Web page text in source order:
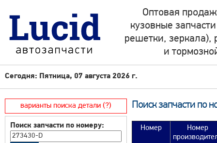
Оптовая
кузовные
решетки, зеркала),
и
Сегодня: Пятница, 07 августа 2026 г.
варианты поиска детали (?)
Поиск запчасти по номеру:
Поиск запчасти по
Номер
Номер